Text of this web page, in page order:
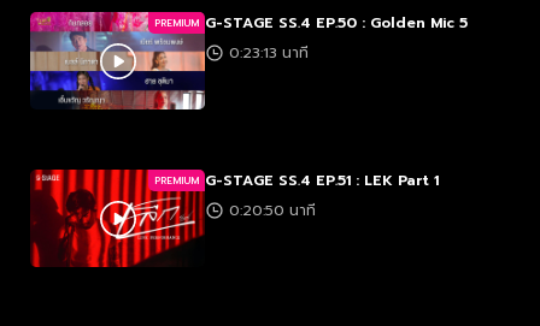
PREMIUM G-STAGE SS.4 EP.50 : Golden Mic 5
0:23:13 นาที
PREMIUM G-STAGE SS.4 EP.51 : LEK Part 1
0:20:50 นาที